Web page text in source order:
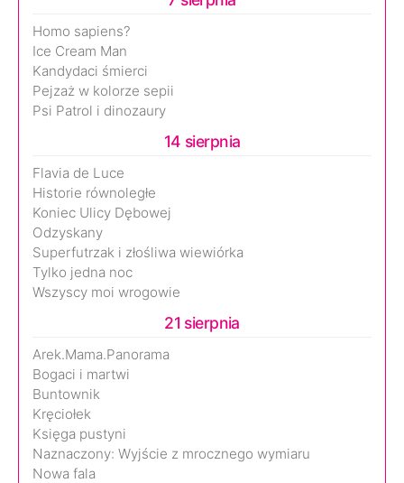
Homo sapiens?
Ice Cream Man
Kandydaci śmierci
Pejzaż w kolorze sepii
Psi Patrol i dinozaury
14 sierpnia
Flavia de Luce
Historie równoległe
Koniec Ulicy Dębowej
Odzyskany
Superfutrzak i złośliwa wiewiórka
Tylko jedna noc
Wszyscy moi wrogowie
21 sierpnia
Arek.Mama.Panorama
Bogaci i martwi
Buntownik
Kręciołek
Księga pustyni
Naznaczony: Wyjście z mrocznego wymiaru
Nowa fala